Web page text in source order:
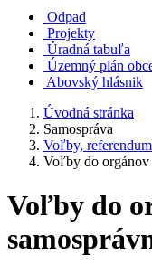
Odpad
Projekty
Úradná tabuľa
Územný plán
Abovský hlásnik
Úvodná stránka
Samospráva
Voľby, referendum
Voľby do orgánov
Voľby do